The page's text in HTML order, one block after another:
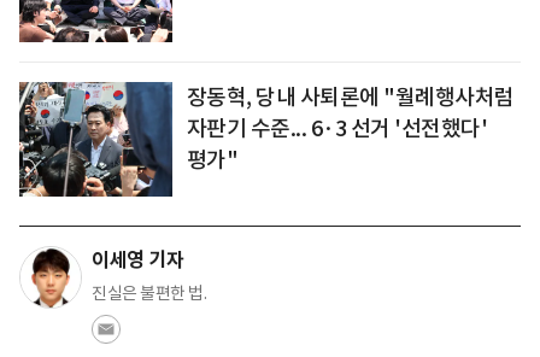
장동혁, 당내 사퇴론에 "월례행사처럼
자판기 수준... 6·3 선거 '선전했다'
평가"
이세영 기자
진실은 불편한 법.